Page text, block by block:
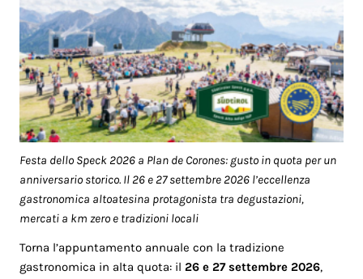
Festa dello Speck 2026 a Plan de Corones: gusto in quota per un
anniversario storico. Il 26 e 27 settembre 2026 l’eccellenza
gastronomica altoatesina protagonista tra degustazioni,
mercati a km zero e tradizioni locali
Torna l’appuntamento annuale con la tradizione
gastronomica in alta quota: il 26 e 27 settembre 2026,